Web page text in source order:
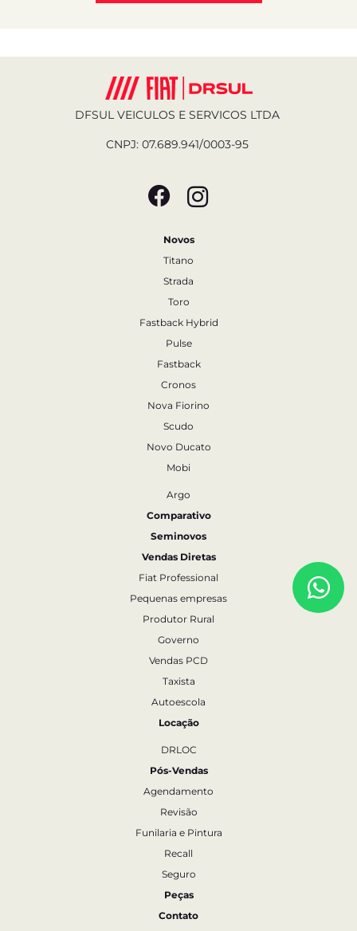
DFSUL VEICULOS E SERVICOS LTDA
CNPJ: 07.689.941/0003-95
Novos
Titano
Strada
Toro
Fastback Hybrid
Pulse
Fastback
Cronos
Nova Fiorino
Scudo
Novo Ducato
Mobi
Argo
Comparativo
Seminovos
Vendas Diretas
Fiat Professional
Pequenas empresas
Produtor Rural
Governo
Vendas PCD
Taxista
Autoescola
Locação
DRLOC
Pós-Vendas
Agendamento
Revisão
Funilaria e Pintura
Recall
Seguro
Peças
Contato